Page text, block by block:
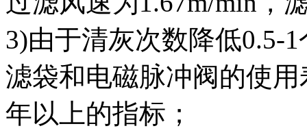
3)由于清灰次数降低0.5-
滤袋和电磁脉冲阀的使
年以上的指标；